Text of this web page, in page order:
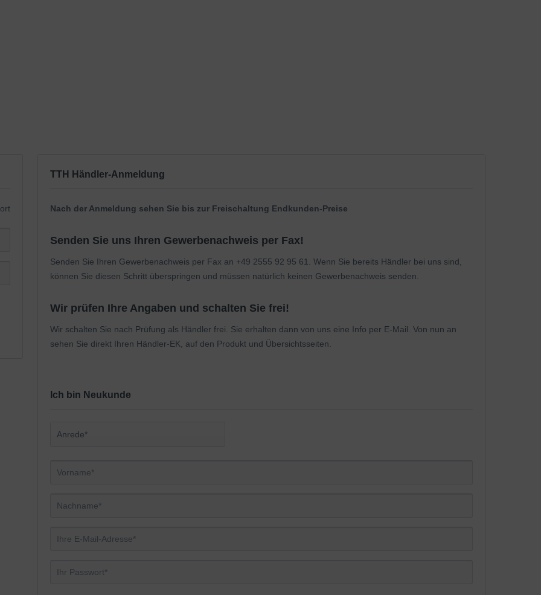
TTH Händler-Anmeldung
Nach der Anmeldung sehen Sie bis zur Freischaltung Endkunden-Preise
Senden Sie uns Ihren Gewerbenachweis per Fax!
Senden Sie Ihren Gewerbenachweis per Fax an +49 2555 92 95 61. Wenn Sie bereits Händler bei uns sind,
können Sie diesen Schritt überspringen und müssen natürlich keinen Gewerbenachweis senden.
Wir prüfen Ihre Angaben und schalten Sie frei!
Wir schalten Sie nach Prüfung als Händler frei. Sie erhalten dann von uns eine Info per E-Mail. Von nun an
sehen Sie direkt Ihren Händler-EK, auf den Produkt und Übersichtsseiten.
Ich bin Neukunde